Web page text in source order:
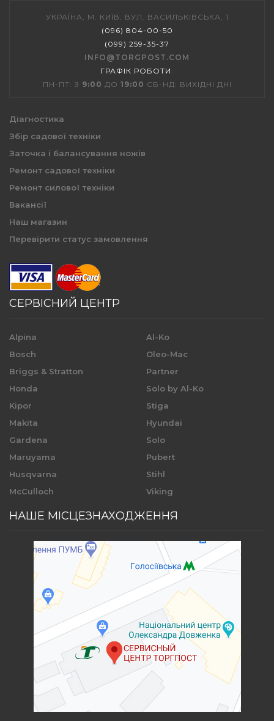
УКРАЇНА, М. КИЇВ, ВУЛ. ВАСИЛЬКІВСЬКА, 1
(096) 804-00-50
(099) 259-35-37
INFO@TORGPOST.COM
ГРАФІК РОБОТИ :
ПН-ПТ: З 9:00 ДО 19:00 СБ-НД: ВИХІДНІ ДНІ
Діагностика
Збір садової техніки
Заточка і балансування ножів
Ремонт садової техніки
Ремонт силової техніки
Вакансії
Наш магазин
Перевірити статус замовлення
СЕРВІСНИЙ ЦЕНТР
Alpina
Bosch
Briggs & Stratton
Honda
Kipor
Makita
Gardena
Maruyama
Husqvarna
McCulloch
Al-Ko
Oleo-Mac
Partner
Solo by Al-Ko
Stiga
Hyundai
Solo
Pubert
Stihl
Viking
НАШЕ МІСЦЕЗНАХОДЖЕННЯ